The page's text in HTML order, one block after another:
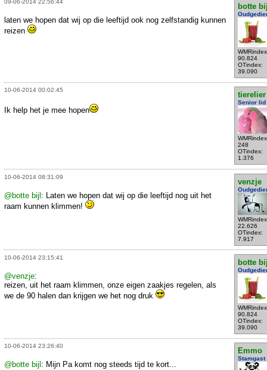
09-06-2014 22:56:44
botte
90.824
OTindex:
39.090
laten we hopen dat wij op die leeftijd ook nog zelfstandig kunnen
reizen
10-06-2014 00:02:45
tierelier
Senior lid
248
OTindex:
1.376
Ik help het je mee hopen
10-06-2014 08:31:09
venzje
22.626
OTindex:
7.917
@botte bijl : Laten we hopen dat wij op die leeftijd nog uit het
raam kunnen klimmen!
10-06-2014 23:15:41
botte
90.824
OTindex:
39.090
@venzje:
reizen, uit het raam klimmen, onze eigen zaakjes regelen, als
we de 90 halen dan krijgen we het nog druk
10-06-2014 23:26:40
Emmo
Stamgast
@botte bijl : Mijn Pa komt nog steeds tijd te kort...